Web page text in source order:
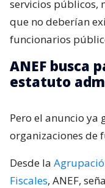
servicios públicos,
que no deberían
funcionarios
ANEF busca
estatuto
Pero el anuncio ya
organizaciones de
Desde la
Fiscales, ANEF,